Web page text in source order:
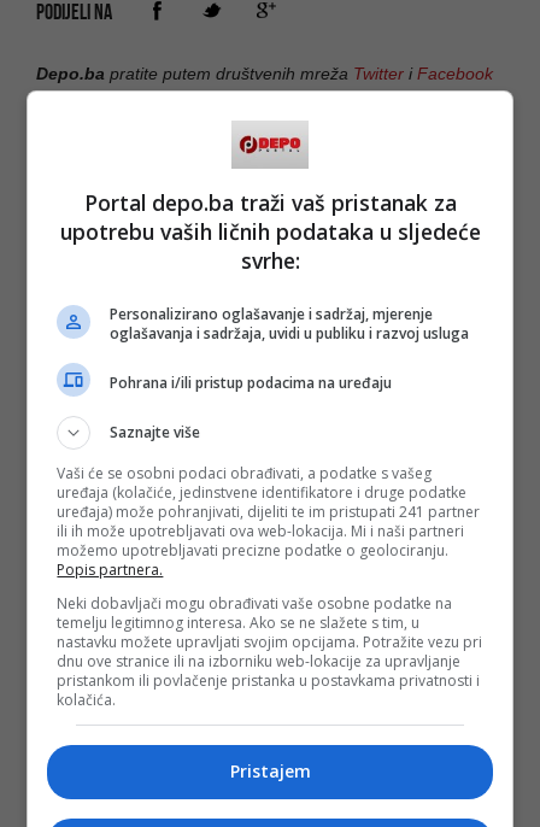
PODIJELI NA
Depo.ba pratite putem društvenih mreža Twitter iFacebook
#sdp bih #fabrika #Eko trstika
#požar
#radnici
Portal depo.ba traži vaš pristanak za
upotrebu vaših ličnih podataka u sljedeće
svrhe:
Personalizirano oglašavanje i sadržaj, mjerenje
oglašavanja i sadržaja, uvidi u publiku i razvoj usluga
Pohrana i/ili pristup podacima na uređaju
Saznajte više
Vaši će se osobni podaci obrađivati, a podatke s vašeg
uređaja (kolačiće, jedinstvene identifikatore i druge podatke
uređaja) može pohranjivati, dijeliti te im pristupati 241 partner
ili ih može upotrebljavati ova web-lokacija. Mi i naši partneri
možemo upotrebljavati precizne podatke o geolociranju.
Popis partnera.
Neki dobavljači mogu obrađivati vaše osobne podatke na
temelju legitimnog interesa. Ako se ne slažete s tim, u
nastavku možete upravljati svojim opcijama. Potražite vezu pri
dnu ove stranice ili na izborniku web-lokacije za upravljanje
pristankom ili povlačenje pristanka u postavkama privatnosti i
kolačića.
Pristajem